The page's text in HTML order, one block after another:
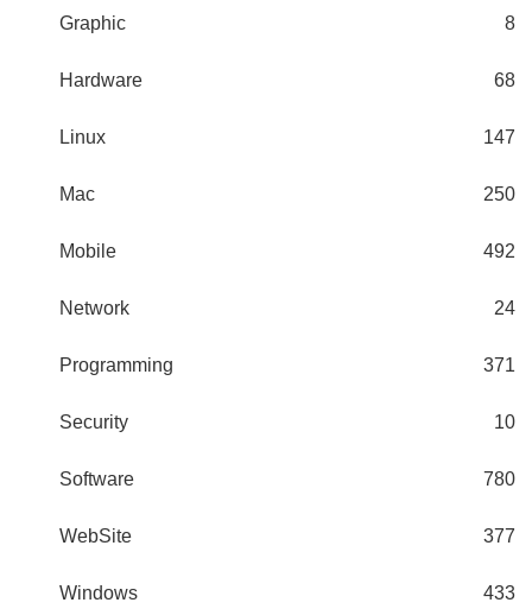
Graphic 8
Hardware 68
Linux 147
Mac 250
Mobile 492
Network 24
Programming 371
Security 10
Software 780
WebSite 377
Windows 433